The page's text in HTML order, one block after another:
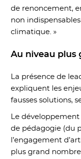
de renoncement,
non
climatique. »
Au niveau plus
La présence de
expliquent les
fausses solutions,
Le
de pédagogie (du
l’engagement
plus grand